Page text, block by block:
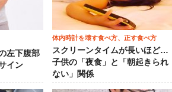
左下腹部
イン
体内時計を壊す食べ方、正す食べ方
スクリーンタイムが長いほど…
子供の「夜食」と「朝起きられ
ない」関係